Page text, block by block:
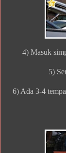
4) Masuk
5)
6) Ada 3-4